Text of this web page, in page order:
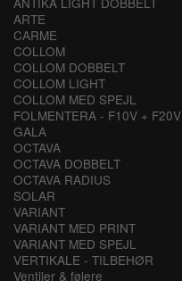
ARTE
CARME
COLLOM
COLLOM DOBBELT
COLLOM LIGHT
COLLOM MED SPEJL
FOLMENTERA - F10V + F20V
GALA
OCTAVA
OCTAVA DOBBELT
OCTAVA RADIUS
SOLAR
VARIANT
VARIANT MED PRINT
VARIANT MED SPEJL
VERTIKALE - TILBEHØR
Ventiler & følere